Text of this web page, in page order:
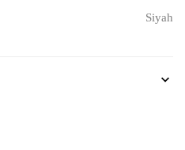
Siyah